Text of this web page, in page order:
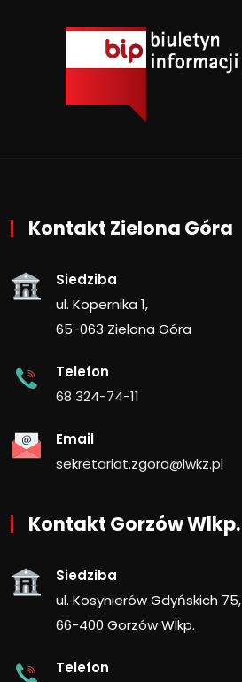
Kontakt Zielona Góra
Siedziba
ul. Kopernika 1,
65-063 Zielona Góra
Telefon
68 324-74-11
Email
sekretariat.zgora@lwkz.pl
Kontakt Gorzów Wlkp.
Siedziba
ul. Kosynierów Gdyńskich 75,
66-400 Gorzów Wlkp.
Telefon